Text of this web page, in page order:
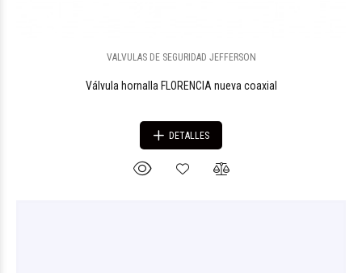
VALVULAS DE SEGURIDAD JEFFERSON
Válvula hornalla FLORENCIA nueva coaxial
DETALLES